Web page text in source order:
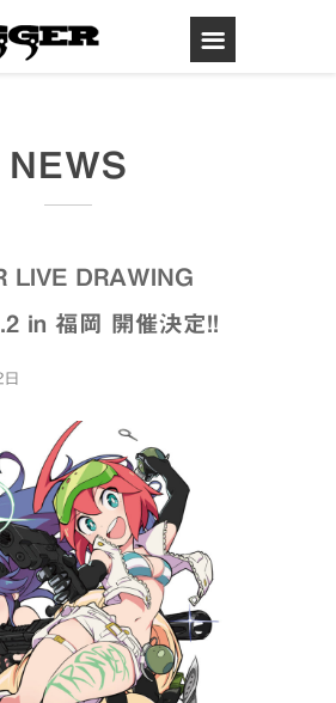
NEWS
LIVE DRAWING
in 福岡 開催決定!!